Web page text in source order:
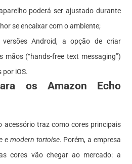
poderá ser ajustado durante
se encaixar com o ambiente;
Android, a opção de criar
mãos (“hands-free text messaging”)
por iOS.
os Amazon Echo
acessório traz como cores principais
e modern tortoise. Porém, a empresa
cores vão chegar ao mercado: a